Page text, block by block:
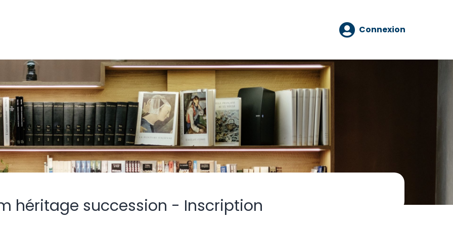
Connexion
héritage succession - Inscription